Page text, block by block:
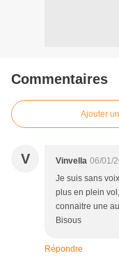
Commentaires
Ajouter
V Vinvella 06/01/
Je suis sans
plus en plein
connaitre une
Bisous
Répondre